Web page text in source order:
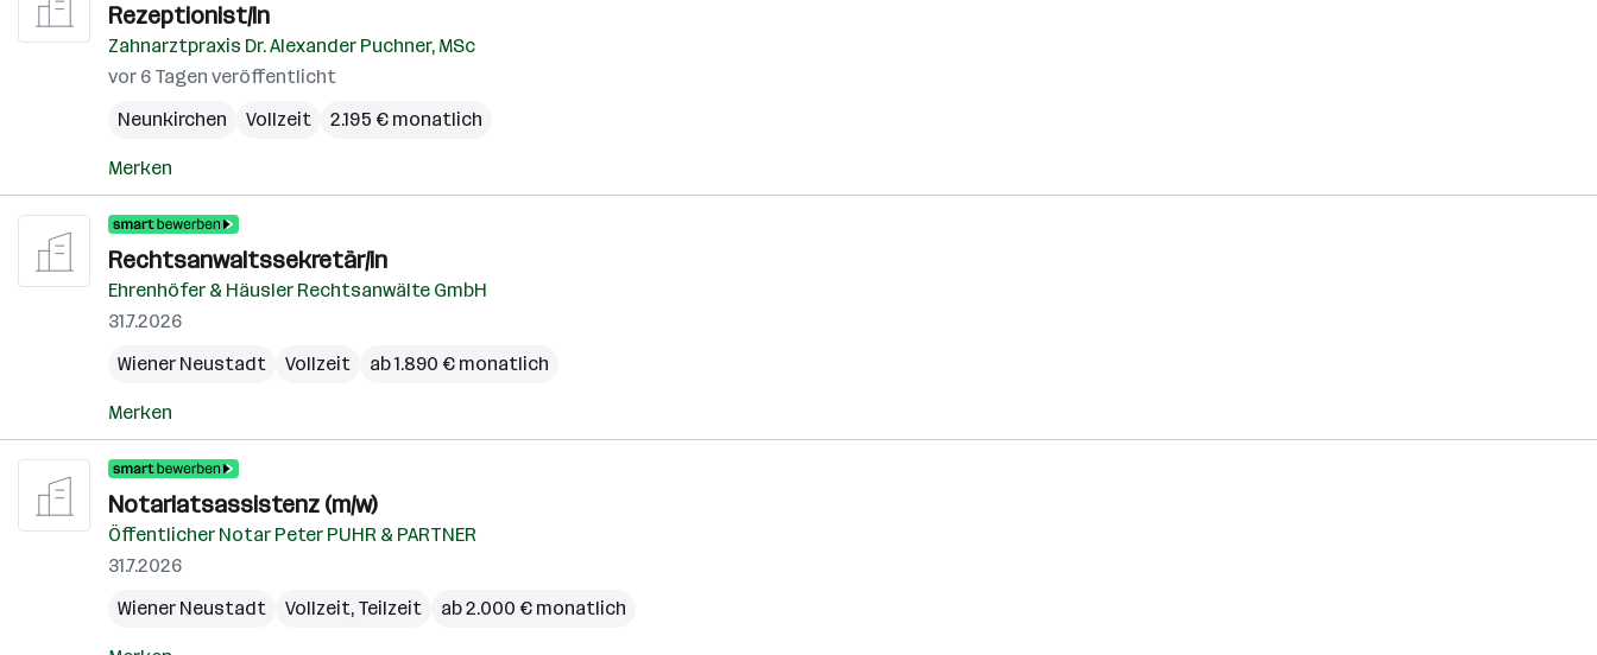
Rezeptionist/In
Zahnarztpraxis Dr. Alexander Puchner, MSc
vor 6 Tagen veröffentlicht
Neunkirchen
Vollzeit 2.195 € monatlich
Merken
Rechtsanwaltssekretär/in
Ehrenhöfer & Häusler Rechtsanwälte GmbH
31.7.2026
Wiener Neustadt
Vollzeit ab 1.890 € monatlich
Merken
Notariatsassistenz (m/w)
Öffentlicher Notar Peter PUHR & PARTNER
31.7.2026
Wiener Neustadt
Vollzeit, Teilzeit ab 2.000 € monatlich